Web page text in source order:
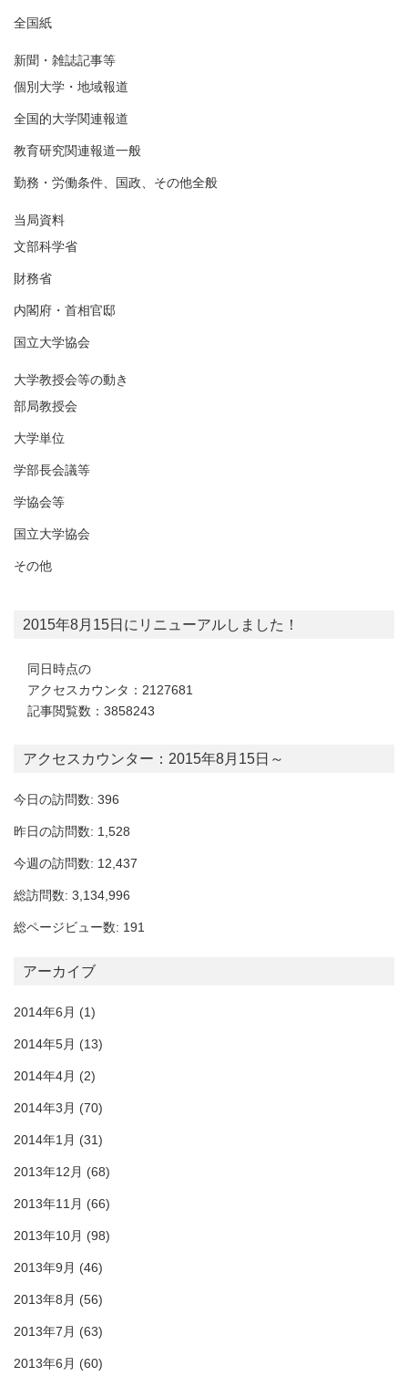
全国紙
新聞・雑誌記事等
個別大学・地域報道
全国的大学関連報道
教育研究関連報道一般
勤務・労働条件、国政、その他全般
当局資料
文部科学省
財務省
内閣府・首相官邸
国立大学協会
大学教授会等の動き
部局教授会
大学単位
学部長会議等
学協会等
国立大学協会
その他
2015年8月15日にリニューアルしました！
同日時点の
アクセスカウンタ：2127681
記事閲覧数：3858243
アクセスカウンター：2015年8月15日～
今日の訪問数: 396
昨日の訪問数: 1,528
今週の訪問数: 12,437
総訪問数: 3,134,996
総ページビュー数: 191
アーカイブ
2014年6月 (1)
2014年5月 (13)
2014年4月 (2)
2014年3月 (70)
2014年1月 (31)
2013年12月 (68)
2013年11月 (66)
2013年10月 (98)
2013年9月 (46)
2013年8月 (56)
2013年7月 (63)
2013年6月 (60)